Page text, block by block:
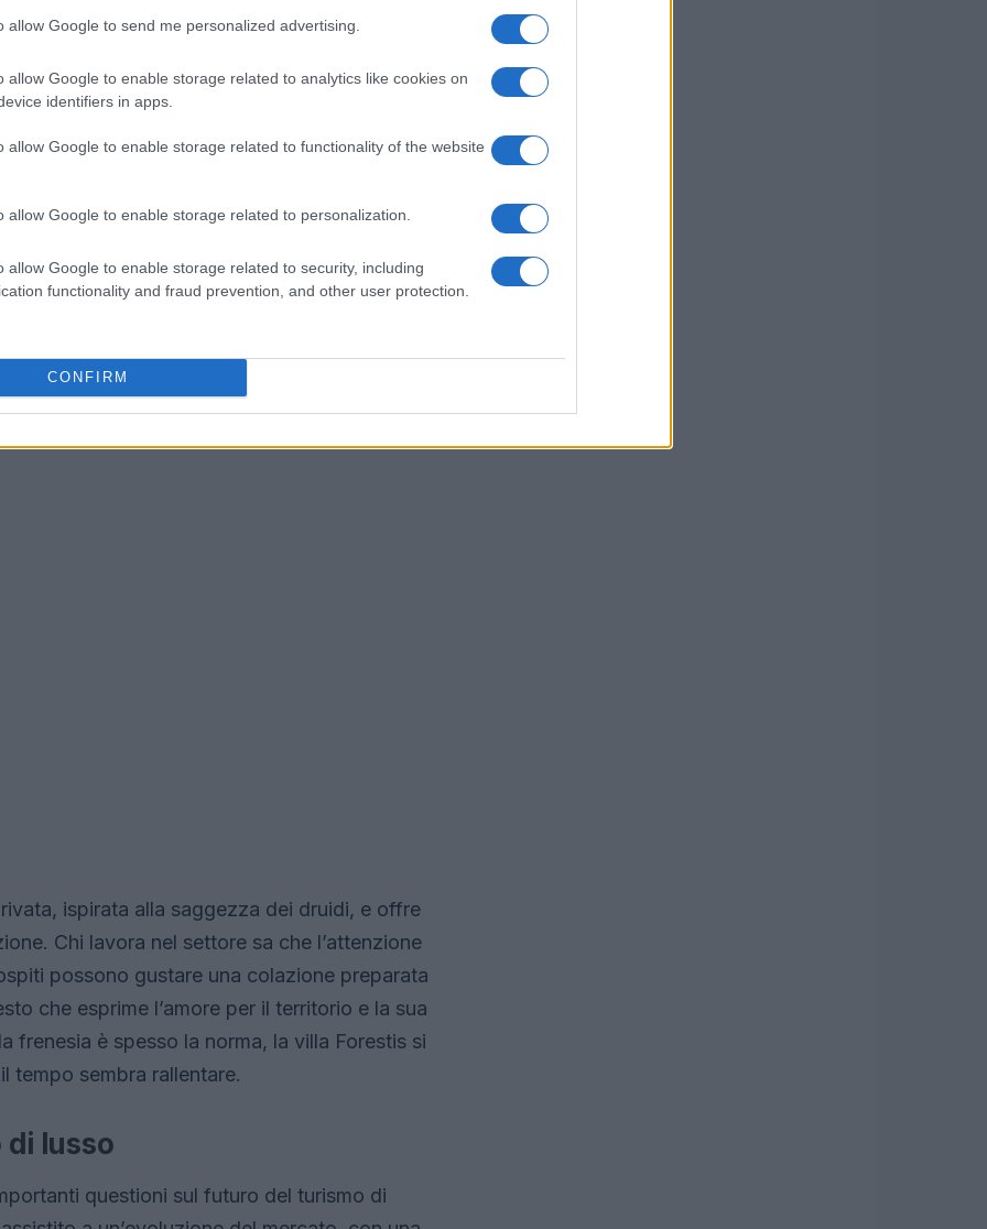
allow Google to send me personalized advertising.
allow Google to enable storage related to analytics like cookies on
identifiers in apps.
allow Google to enable storage related to functionality of the website
allow Google to enable storage related to personalization.
allow Google to enable storage related to security, including
functionality and fraud prevention, and other user protection.
CONFIRM
per dialogare con il contesto naturale,
e pietra dolomitica. I numeri parlano
struttura originale, dimostrando un
responsabile.
e la rigenerazione
la villa offre cinque camere da letto
Il design degli interni riflette la tradizione
un ambiente rilassante e rigenerante. In
è casuale: il larice, il pino cembro e l’abete
ma migliorano anche la qualità dell’aria e il
un soggiorno, ma una vera e propria
ispirata alla saggezza dei druidi, e offre
Chi lavora nel settore sa che l’attenzione
possono gustare una colazione preparata
che esprime l’amore per il territorio e la sua
frenesia è spesso la norma, la villa Forestis si
tempo sembra rallentare.
di lusso
questioni sul futuro del turismo di